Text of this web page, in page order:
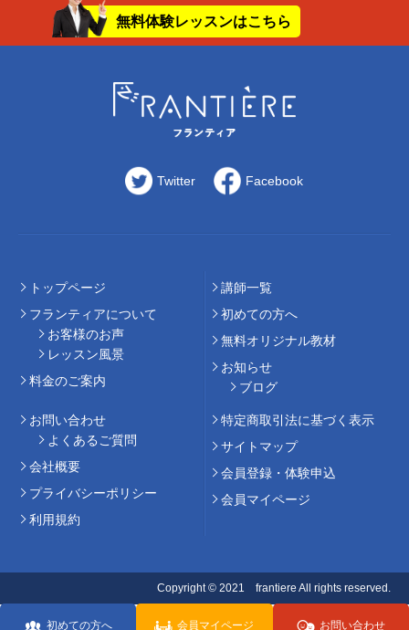
初めての方へ 会員マイページ お問い合わせ
無料体験レッスンはこちら
Twitter Facebook
トップページ
フランティアについて
お客様のお声
レッスン風景
料⾦のご案内
講師⼀覧
初めての⽅へ
無料オリジナル教材
お知らせ
ブログ
お問い合わせ
よくあるご質問
会社概要
プライバシーポリシー
利用規約
特定商取引法に基づく表示
サイトマップ
会員登録・体験申込
会員マイページ
Copyright © 2021 frantiere All rights reserved.